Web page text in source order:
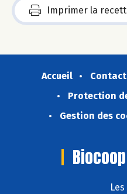
Imprimer la
Accueil Contact
Protection
Gestion des